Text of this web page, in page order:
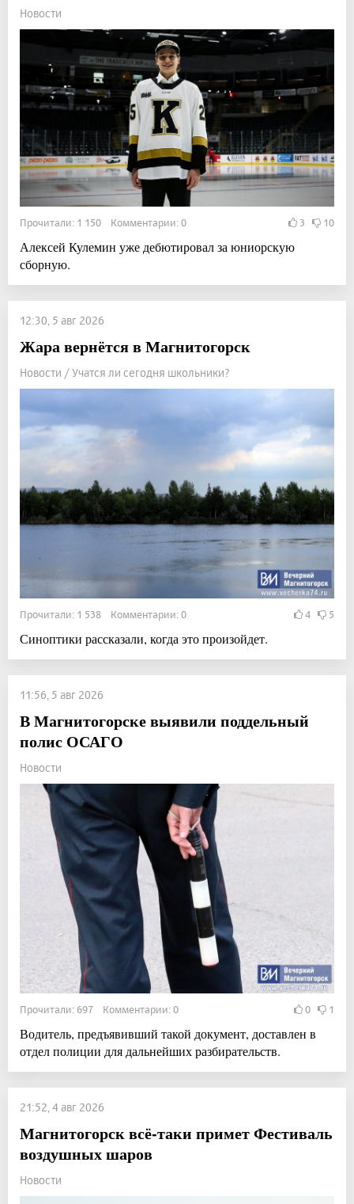
Новости
Прочитали: 1 150 Комментарии: 0 3 10
Алексей Кулемин уже дебютировал за юниорскую
сборную.
12:30, 5 авг 2026
Жара вернётся в Магнитогорск
Новости / Учатся ли сегодня школьники?
Прочитали: 1 538 Комментарии: 0 4 5
Синоптики рассказали, когда это произойдет.
11:56, 5 авг 2026
В Магнитогорске выявили поддельный
полис ОСАГО
Новости
Прочитали: 697 Комментарии: 0 0 1
Водитель, предъявивший такой документ, доставлен в
отдел полиции для дальнейших разбирательств.
21:52, 4 авг 2026
Магнитогорск всё-таки примет Фестиваль
воздушных шаров
Новости